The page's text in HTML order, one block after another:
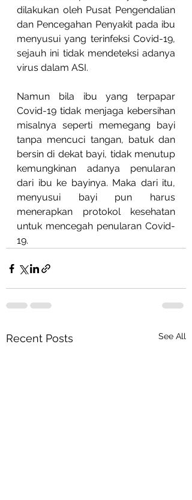
dilakukan oleh Pusat Pengendalian
dan Pencegahan Penyakit pada ibu
menyusui yang terinfeksi Covid-19,
sejauh ini tidak mendeteksi adanya
virus dalam ASI.
Namun bila ibu yang terpapar
Covid-19 tidak menjaga kebersihan
misalnya seperti memegang bayi
tanpa mencuci tangan, batuk dan
bersin di dekat bayi, tidak menutup
kemungkinan adanya penularan
dari ibu ke bayinya. Maka dari itu,
menyusui bayi pun harus
menerapkan protokol kesehatan
untuk mencegah penularan Covid-
19.
Recent Posts See All